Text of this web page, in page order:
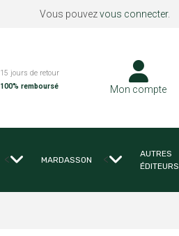
Vous pouvezvous connecter.
15 jours de retour
100% remboursé
Mon compte
< MARDASSON <
AUTRES
ÉDITEURS